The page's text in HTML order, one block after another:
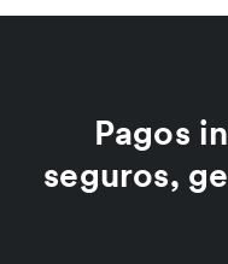
Pagos
seguros,